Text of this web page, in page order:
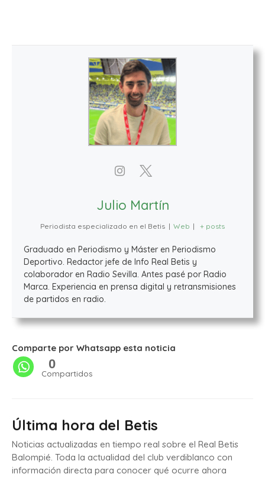
Julio Martín
Periodista especializado en el Betis | Web | + posts
Graduado en Periodismo y Máster en Periodismo
Deportivo. Redactor jefe de Info Real Betis y
colaborador en Radio Sevilla. Antes pasé por Radio
Marca. Experiencia en prensa digital y retransmisiones
de partidos en radio.
Comparte por Whatsapp esta noticia
0
Compartidos
Última hora del Betis
Noticias actualizadas en tiempo real sobre el Real Betis
Balompié. Toda la actualidad del club verdiblanco con
información directa para conocer qué ocurre ahora